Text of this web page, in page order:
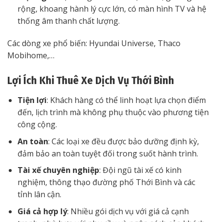
rộng, khoang hành lý cực lớn, có màn hình TV và hệ
thống âm thanh chất lượng.
Các dòng xe phổ biến: Hyundai Universe, Thaco
Mobihome,…
Lợi Ích Khi Thuê Xe Dịch Vụ Thới Bình
Tiện lợi: Khách hàng có thể linh hoạt lựa chọn điểm
đến, lịch trình mà không phụ thuộc vào phương tiện
công cộng.
An toàn: Các loại xe đều được bảo dưỡng định kỳ,
đảm bảo an toàn tuyệt đối trong suốt hành trình.
Tài xế chuyên nghiệp: Đội ngũ tài xế có kinh
nghiệm, thông thạo đường phố Thới Bình và các
tỉnh lân cận.
Giá cả hợp lý: Nhiều gói dịch vụ với giá cả cạnh